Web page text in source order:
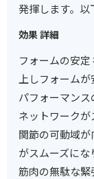
発揮します。以
効果 詳細
フォームの安
上しフォームが
パフォーマン
ネットワーク
関節の可動域
がスムーズにな
筋肉の無駄な